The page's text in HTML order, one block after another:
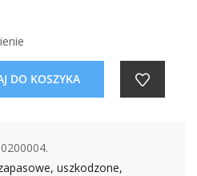
DO KOSZYKA
.
uszkodzone,